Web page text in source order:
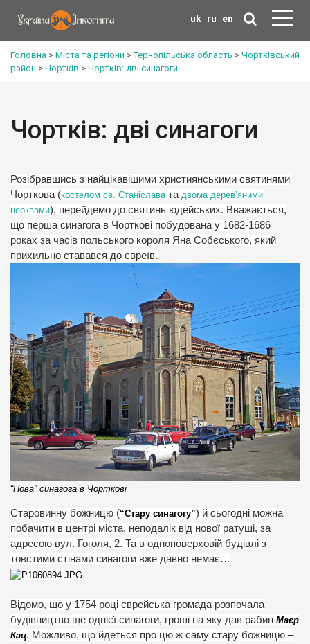
uk ru en
Головна > Міста та регіони >Тернопільська область > Чортківський
район > Чортків > Чортків: дві синагоги
Чортків: дві синагоги
Розібравшись з найцікавішими християнськими святинями
Чорткова (костелом св. Станіслава та двома дерев’яними
церквами), перейдемо до святинь юдейських. Вважається,
що перша синагога в Чорткові побудована у 1682-1686
роках за часів польського короля Яна Собєського, який
прихильно ставався до євреїв.
“Нова” синагога в Чорткові
Старовинну божницю (“Стару синагогу”) й сьогодні можна
побачити в центрі міста, неподалік від нової ратуші, за
адресою вул. Гоголя, 2. Та в одноповерховій будівлі з
товстими стінами синагоги вже давно немає…
Відомо, що у 1754 році єврейська громада розпочала
будівництво ще однієї синагоги, гроші на яку дав рабин Маєр
Кац. Можливо, що йдеться про цю ж саму стару божницю –